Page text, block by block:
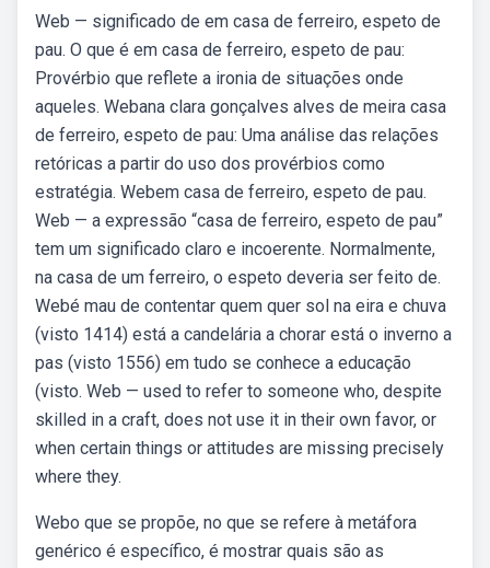
Web — significado de em casa de ferreiro, espeto de
pau. O que é em casa de ferreiro, espeto de pau:
Provérbio que reflete a ironia de situações onde
aqueles. Webana clara gonçalves alves de meira casa
de ferreiro, espeto de pau: Uma análise das relações
retóricas a partir do uso dos provérbios como
estratégia. Webem casa de ferreiro, espeto de pau.
Web — a expressão “casa de ferreiro, espeto de pau”
tem um significado claro e incoerente. Normalmente,
na casa de um ferreiro, o espeto deveria ser feito de.
Webé mau de contentar quem quer sol na eira e chuva
(visto 1414) está a candelária a chorar está o inverno a
pas (visto 1556) em tudo se conhece a educação
(visto. Web — used to refer to someone who, despite
skilled in a craft, does not use it in their own favor, or
when certain things or attitudes are missing precisely
where they.
Webo que se propõe, no que se refere à metáfora
genérico é específico, é mostrar quais são as